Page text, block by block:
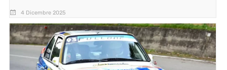
4 Dicembre 2025